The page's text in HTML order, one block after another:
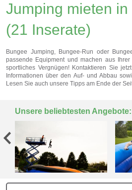
Jumping mieten in
(21 Inserate)
Bungee Jumping, Bungee-Run oder
passende Equipment und machen aus
sportliches Vergnügen! Kontaktieren Sie
Informationen über den Auf- und Abbau
Lesen Sie auch unsere Tipps am Ende der
Unsere beliebtesten Angebote: